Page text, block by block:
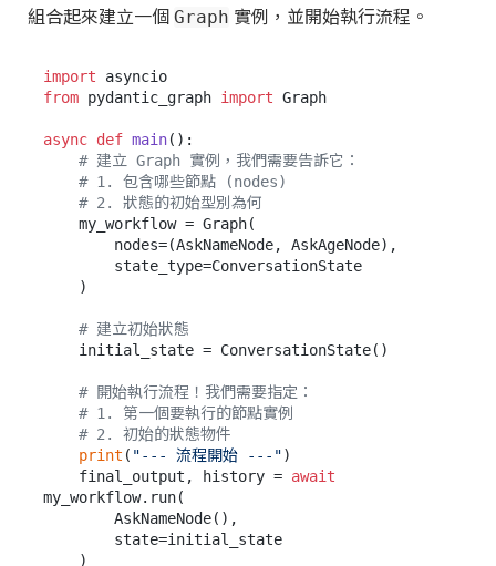
組合起來建立一個 Graph 實例，並開始執行流程。
import
from pydantic_graph import Graph
async def main():
# 建立 Graph 實例，我們需要告訴它：
# 1. 包含哪些節點 (nodes)
# 2. 狀態的初始型別為何
# 建立初始狀態
# 開始執行流程！我們需要指定：
# 1. 第一個要執行的節點實例
# 2. 初始的狀態物件
print ( "--- 流程開始 ---")
    final_output, history =
await
my_workflow.run(